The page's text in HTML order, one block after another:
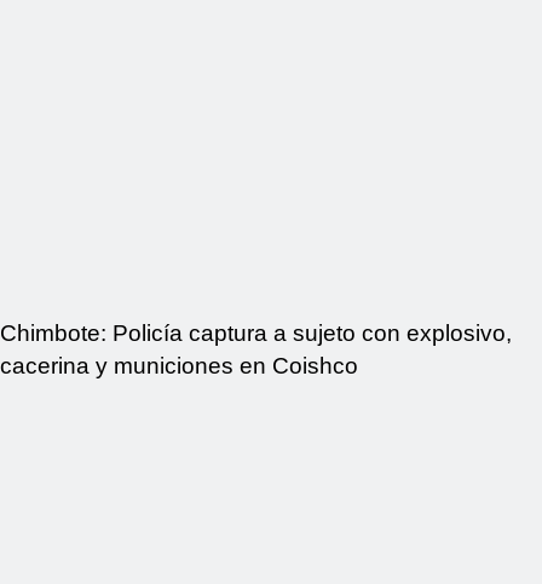
Chimbote: Policía captura a sujeto con explosivo,
cacerina y municiones en Coishco